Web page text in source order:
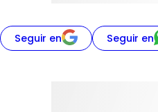
Seguir en Seguir en